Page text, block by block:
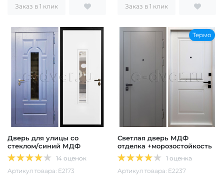
Заказ в 1 клик Заказ в 1 клик
Дверь для улицы со
стеклом/синий МДФ
14 оценок
Артикул товара: Е2173
Термо
Светлая дверь МДФ
отделка +морозостойкость
1 оценка
Артикул товара: Е2237